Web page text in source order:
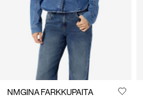
NMGINA FARKKUPAITA